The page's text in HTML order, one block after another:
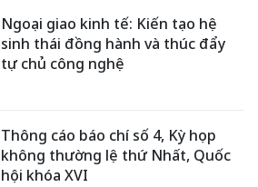
Ngoại giao kinh tế: Kiến tạo hệ
sinh thái đồng hành và thúc đẩy
tự chủ công nghệ
Thông cáo báo chí số 4, Kỳ họp
không thường lệ thứ Nhất, Quốc
hội khóa XVI